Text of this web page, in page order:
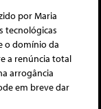
por Maria
tecnológicas
o domínio da
a renúncia total
arrogância
em breve dar